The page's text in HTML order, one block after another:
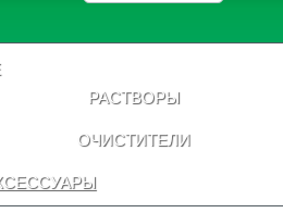
РАСТВОРЫ
ОЧИСТИТЕЛИ